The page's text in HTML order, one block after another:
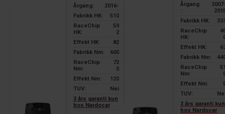
Årgang:
2016-
Fabrikk HK:
510
RaceChip
HK:
59
2
Effekt HK:
82
Fabrikk Nm:
600
RaceChip
Nm:
72
0
Effekt Nm:
120
TUV:
Nei
3 års garanti kun
hos Nardocar
Årgang
:
Fabrikk HK:
RaceChip
HK:
Effekt HK:
Fabrikk Nm:
RaceChip
Nm:
Effekt Nm:
TUV:
3 års garanti kun
hos Nardocar